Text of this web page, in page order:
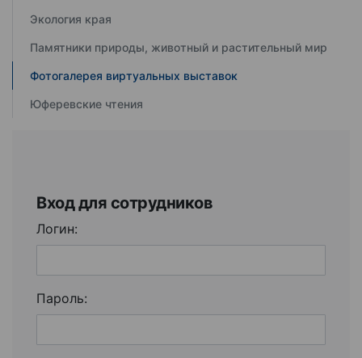
Экология края
Памятники природы, животный и растительный мир
Фотогалерея виртуальных выставок
Юферевские чтения
Вход для сотрудников
Логин:
Пароль: